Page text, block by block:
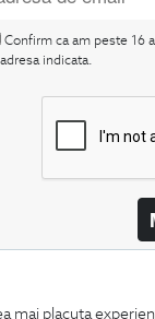
placuta
Confirm ca am peste 16
indicata.